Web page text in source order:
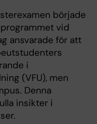
började
vid
ansvarade för att
i
(VFU), men
Denna
insikter i